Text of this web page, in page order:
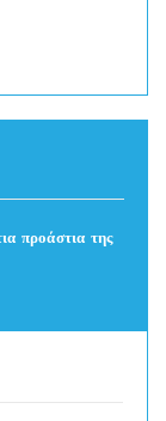
προάστια της